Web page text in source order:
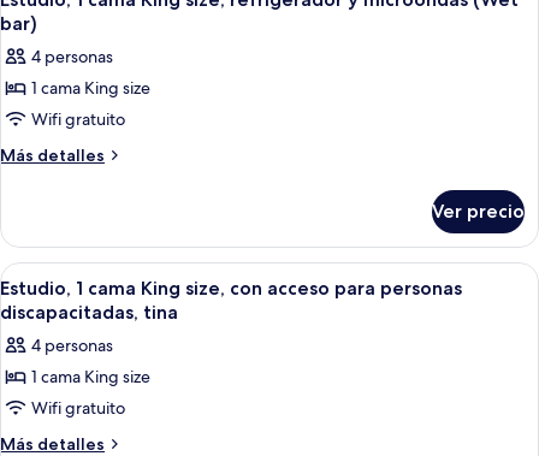
Accessible,
Bathtub
todas
las
fotos
de
Estudio,
1
size,
refrigerador
y
microondas
(Wet
bar)
bar)
4 personas
1 cama King size
Wifi gratuito
Más detalles
Más
1
cama
King
size,
refrigerador
y
microondas
bar)
Ver precio
Abrir
todas
las
fotos
de
Estudio,
1
Un baño moderno con un lavabo
10
Estudio, 1 cama King size, con acceso para personas
discapacitadas, tina
4 personas
1 cama King size
Wifi gratuito
Más detalles
Más